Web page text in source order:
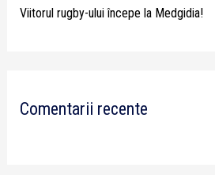
Viitorul rugby-ului începe la Medgidia!
Comentarii recente